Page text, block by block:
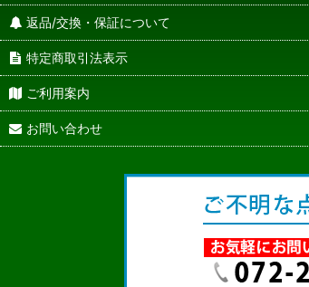
返品/交換・保証について
特定商取引法表示
ご利用案内
お問い合わせ